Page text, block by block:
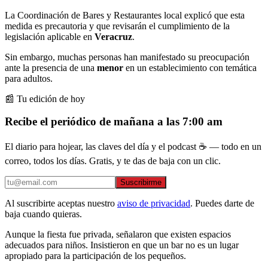
La Coordinación de Bares y Restaurantes local explicó que esta
medida es precautoria y que revisarán el cumplimiento de la
legislación aplicable en Veracruz.
Sin embargo, muchas personas han manifestado su preocupación
ante la presencia de una menor en un establecimiento con temática
para adultos.
📰 Tu edición de hoy
Recibe el periódico de mañana a las 7:00 am
El diario para hojear, las claves del día y el podcast ☕ — todo en un
correo, todos los días. Gratis, y te das de baja con un clic.
Suscribirme
Al suscribirte aceptas nuestro aviso de privacidad. Puedes darte de
baja cuando quieras.
Aunque la fiesta fue privada, señalaron que existen espacios
adecuados para niños. Insistieron en que un bar no es un lugar
apropiado para la participación de los pequeños.